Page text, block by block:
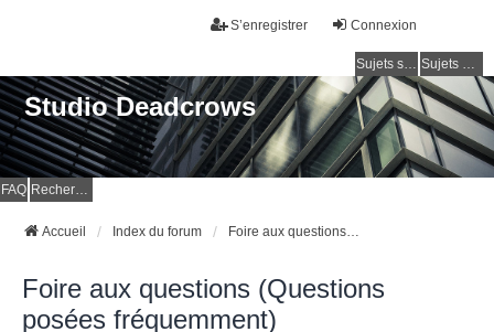
Connexion
S’enregistrer
Sujets sans réponse Sujets actifs
Studio Deadcrows
FAQ Rechercher
Accueil Index du forum Foire aux questions (Questions posées fréquemment)
Foire aux questions (Questions
posées fréquemment)